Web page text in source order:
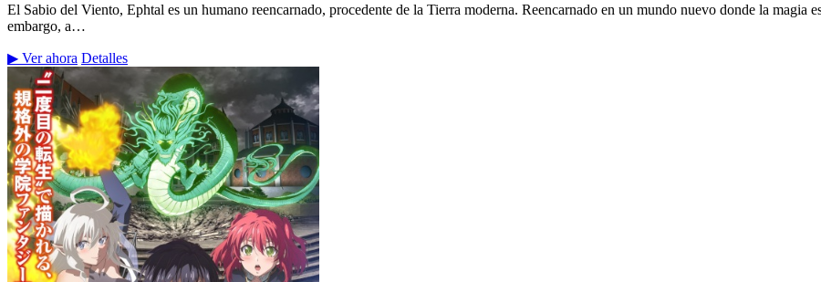
El Sabio del Viento, Ephtal es un humano reencarnado, procedente de la Tierra moderna. Reencarnado en un mundo nuevo donde la magia
embargo, a…
▶ Ver ahora Detalles